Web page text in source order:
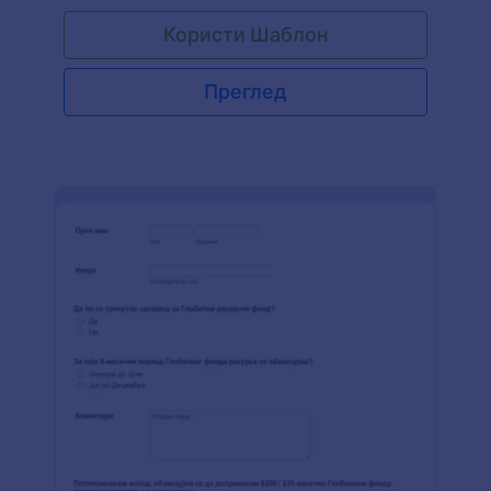
са Даваоца Крви може ти помоћи да то
постигнеш. Овај Образац Пријаве са Даваоца
Крви је потпуно бесплатан и може ти помоћи да
људи схвате да је пет минута њиховог времена
+ 350 мл. крви = Један спасен живот.
Користи Шаблон
Преглед